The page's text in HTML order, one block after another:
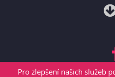
Pro zlepšení našich služeb